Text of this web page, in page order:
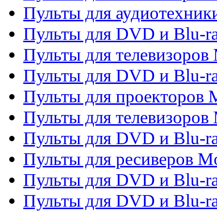
Пульты для
Пульты для DVD и Blu-
Пульты для
Пульты для DVD и Blu-
Пульты для проекторов
Пульты для
Пульты для DVD и Blu-
Пульты для ресиверов
Пульты для DVD и Blu-
Пульты для DVD и Blu-